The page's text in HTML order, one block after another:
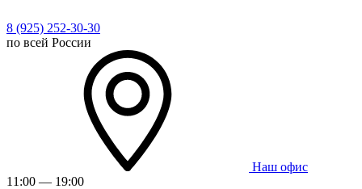
8 (925) 252-30-30
по всей России
Наш офис
11:00 — 19:00